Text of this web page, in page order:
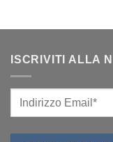
ISCRIVITI ALLA